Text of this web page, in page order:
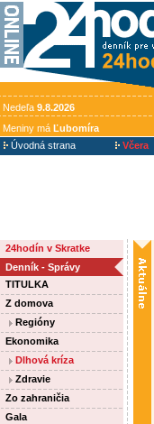
Nedeľa 9.8.2026
Meniny má Ľubomíra
Úvodná strana
Včera
24hodín v Skratke
Denník - Správy
TITULKA
Z domova
Regióny
Ekonomika
Dlhová kríza
Zdravie
Zo zahraničia
Gala